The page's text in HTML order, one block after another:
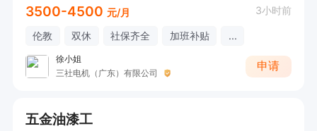
3500-4500 元/月 3小时前
伦教 双休 社保齐全 加班补贴 ...
徐小姐
三社电机（广东）有限公司
申请
五金油漆工